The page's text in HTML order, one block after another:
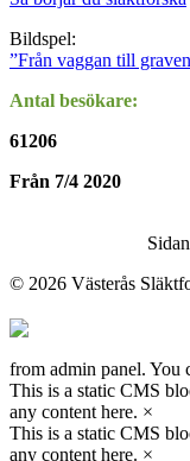
Bildspel:
”Från vaggan till
Antal besökare:
61206
Från 7/4 2020
© 2026 Västerås
from admin panel. You
This is a static CMS
any content here. ×
This is a static CMS
any content here. ×